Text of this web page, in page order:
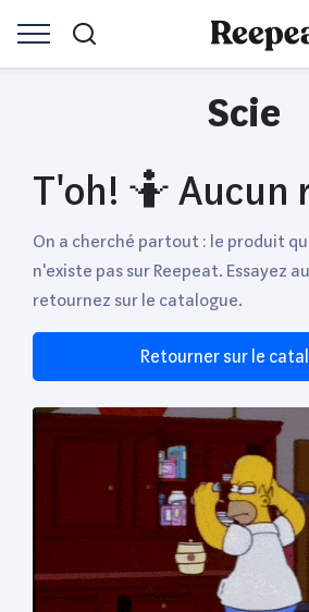
Scie
T'oh! 🤷 Aucun
On a cherché partout : le produit
n'existe pas sur Reepeat. Essayez
retournez sur le catalogue.
Retourner sur le